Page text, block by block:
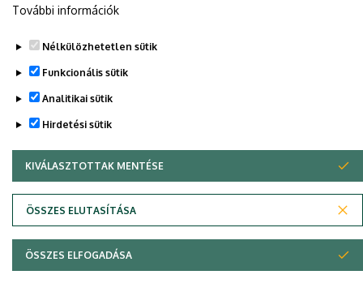
Szerzői jog © 2026 Unideb
További információk
Nélkülözhetetlen sütik
Funkcionális sütik
Analitikai sütik
Hirdetési sütik
KIVÁLASZTOTTAK MENTÉSE
ÖSSZES ELUTASÍTÁSA
WITHDRAW CONSENT
ÖSSZES ELFOGADÁSA